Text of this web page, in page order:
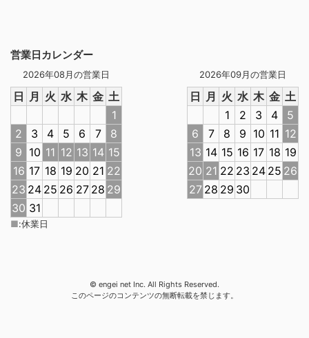
営業日カレンダー
2026年08月の営業日
日 月 火 水 木 金 土
1
2
3 4 5 6 7
8
9 10 11 12 13 14 15
16 17 18 19 20 21 22
23 24 25 26 27 28 29
30 31
2026年09月の営業日
日 月 火 水 木 金 土
1
2 3 4
5
6
7 8 9 10 11 12
13 14 15 16 17 18 19
20 21 22 23 24 25 26
27 28 29 30
■:休業日
© engei net Inc. All Rights Reserved.
このページのコンテンツの無断転載を禁じます。